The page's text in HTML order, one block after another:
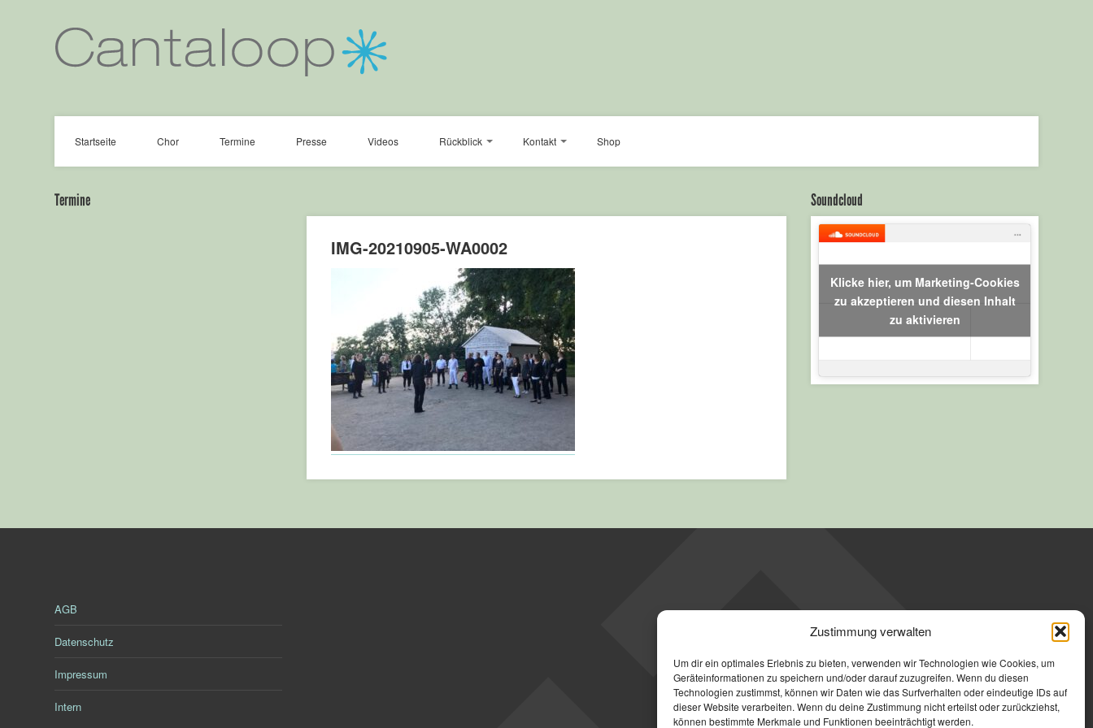
Zustimmung verwalten
Um dir ein optimales Erlebnis zu bieten, verwenden wir Technologien wie Cookies, um
Geräteinformationen zu speichern und/oder darauf zuzugreifen. Wenn du diesen
Technologien zustimmst, können wir Daten wie das Surfverhalten oder eindeutige IDs auf
dieser Website verarbeiten. Wenn du deine Zustimmung nicht erteilst oder zurückziehst,
können bestimmte Merkmale und Funktionen beeinträchtigt werden.
Startseite Chor Termine Presse Videos Rückblick Kontakt Shop
Termine
IMG-20210905-WA0002
Soundcloud
Klicke hier, um Marketing-Cookies
zu akzeptieren und diesen Inhalt
zu aktivieren
AGB
Datenschutz
Impressum
Intern